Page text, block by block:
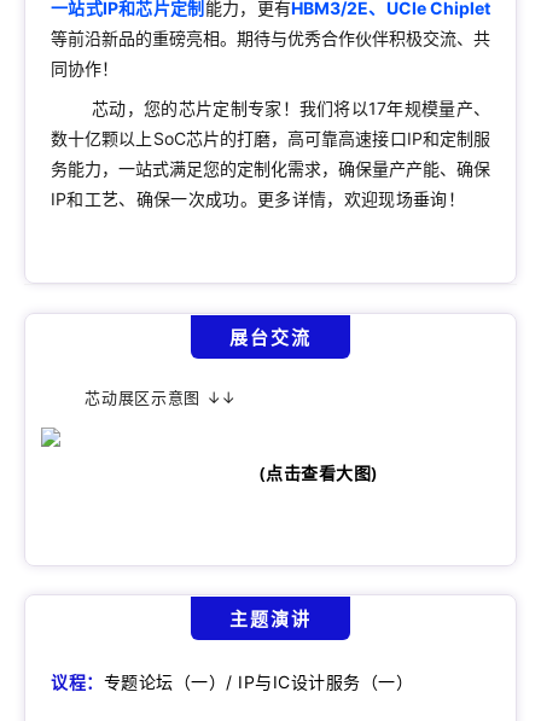
一站式IP和芯片定制 能力，更有HBM3/2E、UCIe Chiplet
等前沿新品的重磅亮相。期待与优秀合作伙伴积极交流、共
同协作！
芯动，您的芯片定制专家！我们将以17年规模量产、
数十亿颗以上SoC芯片的打磨，高可靠高速接口IP和定制服
务能力，一站式满足您的定制化需求，确保量产产能、确保
IP和工艺、确保一次成功。更多详情，欢迎现场垂询！
展台交流
芯动展区示意图 ↓↓
(点击查看大图)
主题演讲
议程： 专题论坛（一）/ IP与IC设计服务（一）